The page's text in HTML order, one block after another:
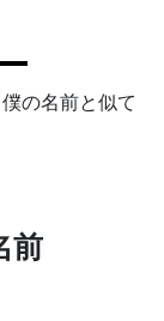
の名前と似て
前